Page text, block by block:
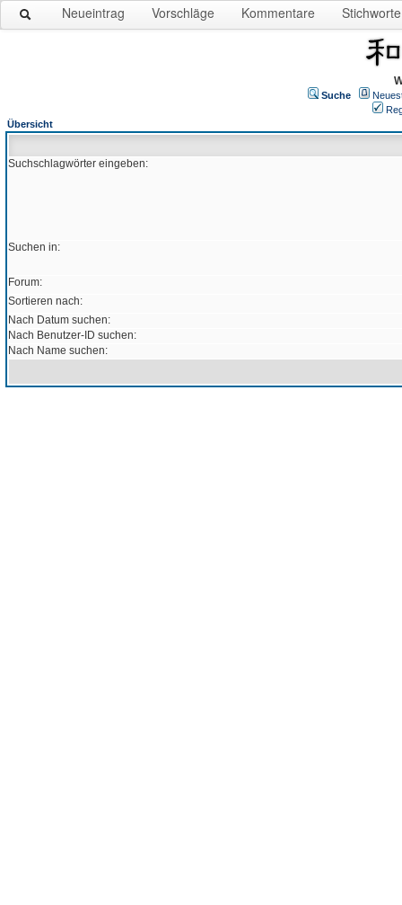
Neueintrag Vorschläge Kommentare Stichworte
Suche
Übersicht
Suchschlagwörter eingeben:
Suchen in:
Forum:
Sortieren nach:
Nach Datum suchen:
Nach Benutzer-ID suchen:
Nach Name suchen: